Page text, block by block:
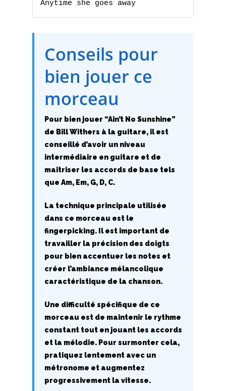
Anytime she goes away
Conseils pour
bien jouer ce
morceau
Pour bien jouer “Ain’t No Sunshine”
de Bill Withers à la guitare, il est
conseillé d’avoir un niveau
intermédiaire en guitare et de
maîtriser les accords de base tels
que Am, Em, G, D, C.
La technique principale utilisée
dans ce morceau est le
fingerpicking. Il est important de
travailler la précision des doigts
pour bien accentuer les notes et
créer l’ambiance mélancolique
caractéristique de la chanson.
Une difficulté spécifique de ce
morceau est de maintenir le rythme
constant tout en jouant les accords
et la mélodie. Pour surmonter cela,
pratiquez lentement avec un
métronome et augmentez
progressivement la vitesse.
H
J
K
M
N
O
Q
R
S
T
U
V
W
X